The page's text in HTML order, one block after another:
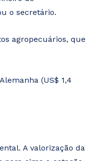
o secretário.
agropecuários, que
(US$ 1,4
A valorização da